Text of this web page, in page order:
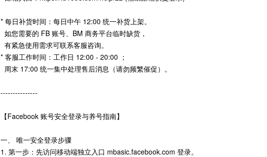
* 每日补货时间：每日中午 12:00 统一补货上架。
如您需要的 FB 账号、BM 商务平台临时缺货，
有紧急使用需求可联系客服咨询。
* 客服工作时间：工作日 12:00 - 20:00 ；
周末 17:00 统一集中处理售后消息（请勿频繁催促）。
---------------
【Facebook 账号安全登录与养号指南】
一、 唯一安全登录步骤
1. 第一步：先访问移动端独立入口 mbasic.facebook.com 登录。